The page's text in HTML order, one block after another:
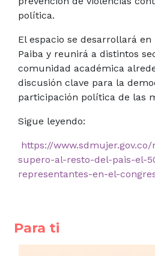
política.
El espacio se desarrollará
Paiba y reunirá a distintos
comunidad académica
discusión clave para la
participación política de las
Sigue leyendo:
https://
supero-al-resto-del-pais-el-
representantes-en-el-
Para ti